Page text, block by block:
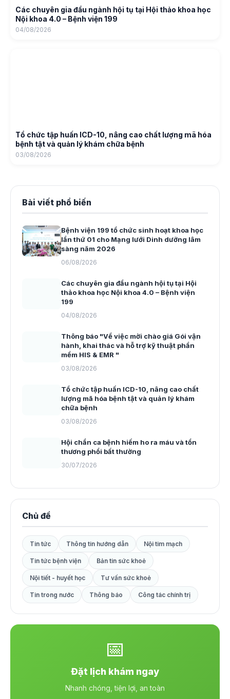
Các chuyên gia đầu ngành hội tụ tại Hội thảo khoa học
Nội khoa 4.0 – Bệnh viện 199
04/08/2026
Tổ chức tập huấn ICD-10, nâng cao chất lượng mã hóa
bệnh tật và quản lý khám chữa bệnh
03/08/2026
Bài viết phổ biến
Bệnh viện 199 tổ chức sinh hoạt khoa học
lần thứ 01 cho Mạng lưới Dinh dưỡng lâm
sàng năm 2026
06/08/2026
Các chuyên gia đầu ngành hội tụ tại Hội
thảo khoa học Nội khoa 4.0 – Bệnh viện
199
04/08/2026
Thông báo "Về việc mời chào giá Gói vận
hành, khai thác và hỗ trợ kỹ thuật phần
mềm HIS & EMR "
03/08/2026
Tổ chức tập huấn ICD-10, nâng cao chất
lượng mã hóa bệnh tật và quản lý khám
chữa bệnh
03/08/2026
Hội chẩn ca bệnh hiếm ho ra máu và tổn
thương phổi bất thường
30/07/2026
Chủ đề
Tin tức Thông tin hướng dẫn Nội tim mạch
Tin tức bệnh viện Bản tin sức khoẻ
Nội tiết - huyết học Tư vấn sức khoẻ
Tin trong nước Thông báo Công tác chính trị
📅
Đặt lịch khám ngay
Nhanh chóng, tiện lợi, an toàn